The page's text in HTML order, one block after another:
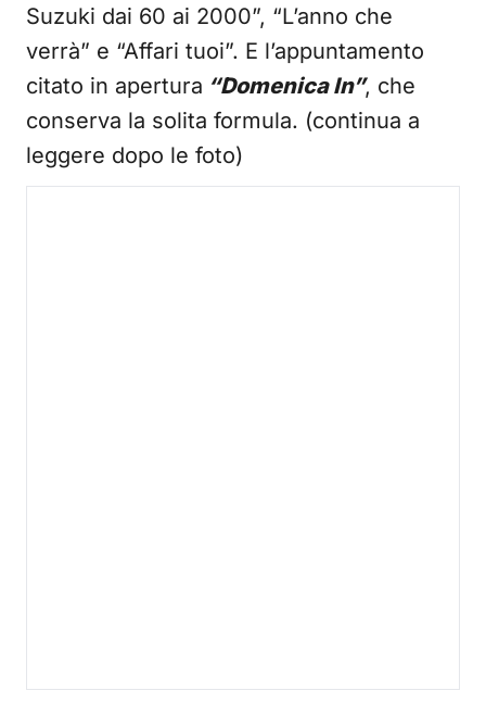
Suzuki dai 60 ai 2000”, “L’anno che
verrà” e “Affari tuoi”. E l’appuntamento
citato in apertura “Domenica In”, che
conserva la solita formula. (continua a
leggere dopo le foto)